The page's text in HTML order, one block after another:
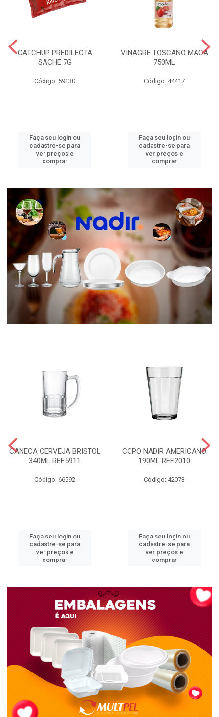
CATCHUP PREDILECTA
SACHE 7G
Código: 59130
Faça seu login ou
cadastre-se para
ver preços e
comprar
VINAGRE TOSCANO MACA
750ML
Código: 44417
Faça seu login ou
cadastre-se para
ver preços e
comprar
CANECA CERVEJA BRISTOL
340ML REF.5911
Código: 66592
Faça seu login ou
cadastre-se para
ver preços e
comprar
COPO NADIR AMERICANO
190ML REF.2010
Código: 42073
Faça seu login ou
cadastre-se para
ver preços e
comprar